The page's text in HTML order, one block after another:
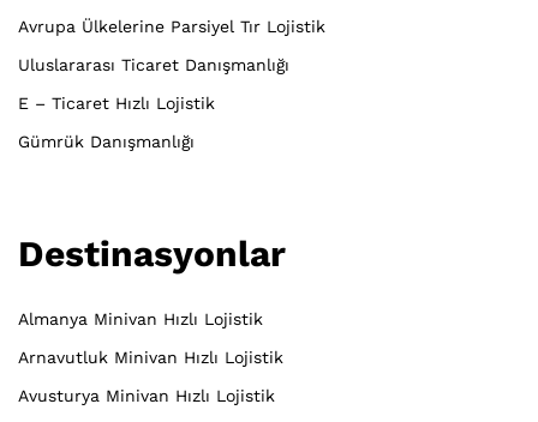
Avrupa Ülkelerine Parsiyel Tır Lojistik
Uluslararası Ticaret Danışmanlığı
E – Ticaret Hızlı Lojistik
Gümrük Danışmanlığı
Destinasyonlar
Almanya Minivan Hızlı Lojistik
Arnavutluk Minivan Hızlı Lojistik
Avusturya Minivan Hızlı Lojistik